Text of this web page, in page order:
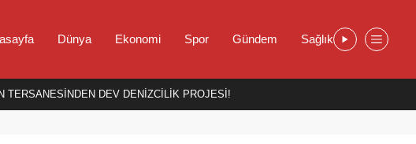
Dünya Ekonomi Spor Gündem Sağlık
TERSANESİNDEN DEV DENİZCİLİK PROJESİ!